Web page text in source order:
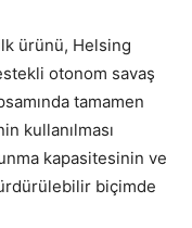
ürünü, Helsing
otonom savaş
tamamen
kullanılması
kapasitesinin ve
biçimde